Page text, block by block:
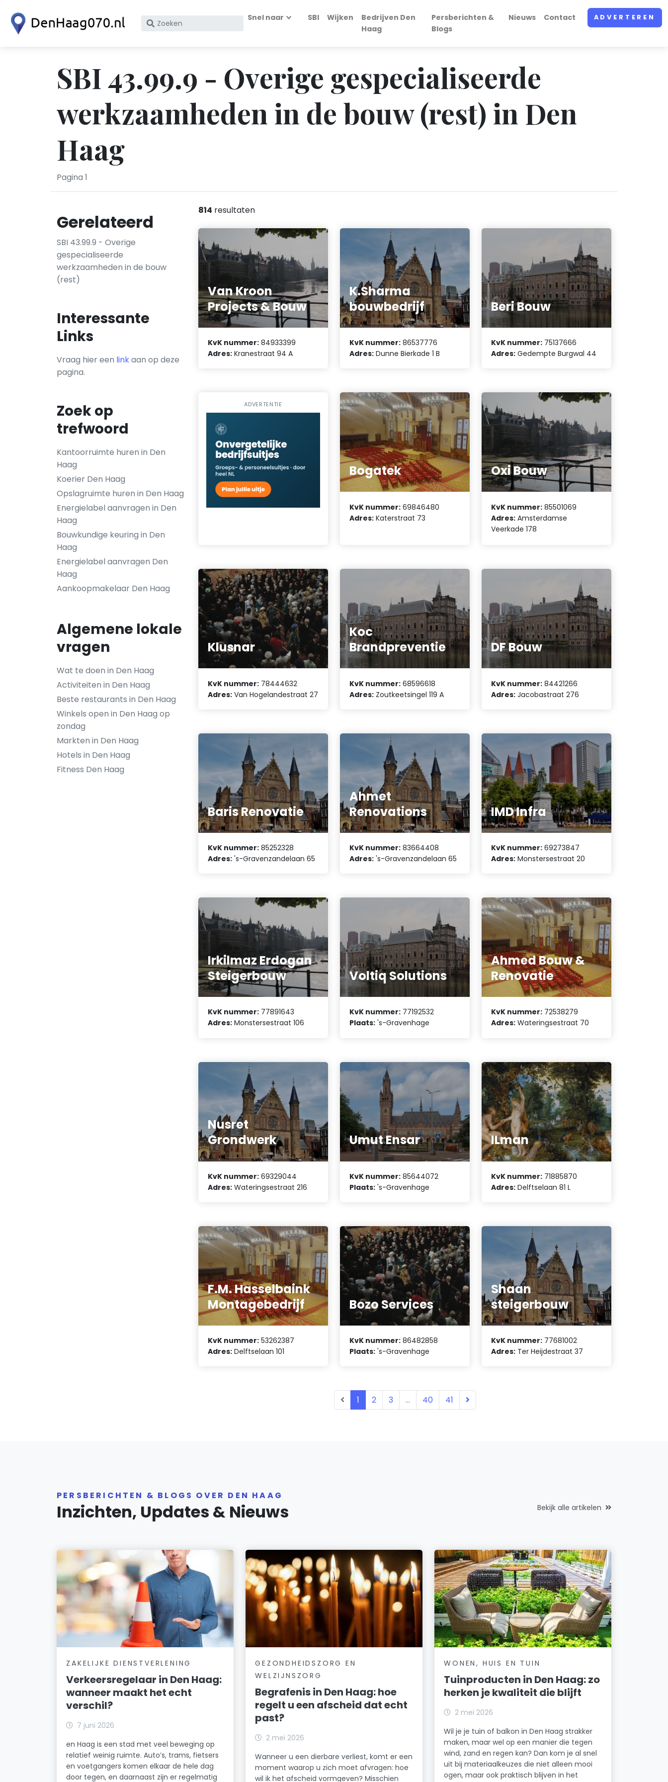
Zoek
KvK
nummer
Snel naar SBI Wijken
Bedrijven Den
Haag
Persberichten &
Blogs
Nieuws Contact ADVERTEREN
SBI 43.99.9 - Overige gespecialiseerde
werkzaamheden in de bouw (rest) in Den
Haag
Pagina 1
Gerelateerd
SBI 43.99.9 - Overige
gespecialiseerde
werkzaamheden in de bouw
(rest)
Interessante
Links
Vraag hier een linkaan op deze
pagina.
Zoek op
trefwoord
Kantoorruimte huren in Den
Haag
Koerier Den Haag
Opslagruimte huren in Den Haag
Energielabel aanvragen in Den
Haag
Bouwkundige keuring in Den
Haag
Energielabel aanvragen Den
Haag
Aankoopmakelaar Den Haag
Algemene lokale
vragen
Wat te doen in Den Haag
Activiteiten in Den Haag
Beste restaurants in Den Haag
Winkels open in Den Haag op
zondag
Markten in Den Haag
Hotels in Den Haag
Fitness Den Haag
814 resultaten
Van Kroon
Projects & Bouw
KvK nummer: 84933399
Adres: Kranestraat 94 A
K.Sharma
bouwbedrijf
KvK nummer: 86537776
Adres: Dunne Bierkade 1 B
Beri Bouw
KvK nummer: 75137666
Adres: Gedempte Burgwal 44
ADVERTENTIE
Bogatek
KvK nummer: 69846480
Adres: Katerstraat 73
Oxi Bouw
KvK nummer: 85501069
Adres: Amsterdamse
Veerkade 178
Klusnar
KvK nummer: 78444632
Adres: Van Hogelandestraat 27
Koc
Brandpreventie
KvK nummer: 68596618
Adres: Zoutkeetsingel 119 A
DF Bouw
KvK nummer: 84421266
Adres: Jacobastraat 276
Baris Renovatie
KvK nummer: 85252328
Adres: 's-Gravenzandelaan 65
Ahmet
Renovations
KvK nummer: 83664408
Adres: 's-Gravenzandelaan 65
IMD Infra
KvK nummer: 69273847
Adres: Monstersestraat 20
Irkilmaz Erdogan
Steigerbouw
KvK nummer: 77891643
Adres: Monstersestraat 106
Voltiq Solutions
KvK nummer: 77192532
Plaats: 's-Gravenhage
Ahmed Bouw &
Renovatie
KvK nummer: 72538279
Adres: Wateringsestraat 70
Nusret
Grondwerk
KvK nummer: 69329044
Adres: Wateringsestraat 216
Umut Ensar
KvK nummer: 85644072
Plaats: 's-Gravenhage
ILman
KvK nummer: 71885870
Adres: Delftselaan 81 L
F.M. Hasselbaink
Montagebedrijf
KvK nummer: 53262387
Adres: Delftselaan 101
Bozo Services
KvK nummer: 86482858
Plaats: 's-Gravenhage
Shaan
steigerbouw
KvK nummer: 77681002
Adres: Ter Heijdestraat 37
1 2 3 ... 40 41
PERSBERICHTEN & BLOGS OVER DEN HAAG
Inzichten, Updates & Nieuws Bekijk alle artikelen
ZAKELIJKE DIENSTVERLENING
Verkeersregelaar in Den Haag:
wanneer maakt het echt
verschil?
7 juni 2026
en Haag is een stad met veel beweging op
relatief weinig ruimte. Auto’s, trams, fietsers
en voetgangers komen elkaar de hele dag
door tegen, en daarnaast zijn er regelmatig
GEZONDHEIDSZORG EN
WELZIJNSZORG
Begrafenis in Den Haag: hoe
regelt u een afscheid dat echt
past?
2 mei 2026
Wanneer u een dierbare verliest, komt er een
moment waarop u zich moet afvragen: hoe
wil ik het afscheid vormgeven? Misschien
WONEN, HUIS EN TUIN
Tuinproducten in Den Haag: zo
herken je kwaliteit die blijft
2 mei 2026
Wil je je tuin of balkon in Den Haag strakker
maken, maar wel op een manier die tegen
wind, zand en regen kan? Dan kom je al snel
uit bij materiaalkeuzes die niet alleen mooi
ogen, maar ook praktisch blijven in het